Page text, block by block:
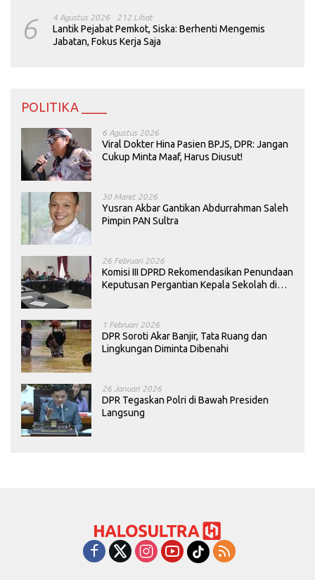
6 4 Agustus 2026 212 Lihat
Lantik Pejabat Pemkot, Siska: Berhenti Mengemis
Jabatan, Fokus Kerja Saja
POLITIKA ____
6 Agustus 2026
Viral Dokter Hina Pasien BPJS, DPR: Jangan
Cukup Minta Maaf, Harus Diusut!
30 Maret 2026
Yusran Akbar Gantikan Abdurrahman Saleh
Pimpin PAN Sultra
26 Februari 2026
Komisi III DPRD Rekomendasikan Penundaan
Keputusan Pergantian Kepala Sekolah di
1 Februari 2026
DPR Soroti Akar Banjir, Tata Ruang dan
Lingkungan Diminta Dibenahi
26 Januari 2026
DPR Tegaskan Polri di Bawah Presiden
Langsung